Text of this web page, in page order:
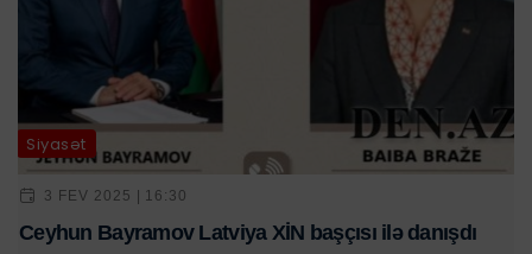
Siyasət
3 FEV 2025 | 16:30
Ceyhun Bayramov Latviya XİN başçısı ilə danışdı